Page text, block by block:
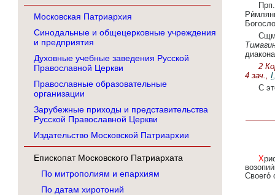
Московская Патриархия
Синодальные и общецерковные учреждения
и предприятия
Духовные учебные заведения Русской
Православной Церкви
Православные образовательные
организации
Зарубежные приходы и представительства
Русской Православной Церкви
Издательство Московской Патриархии
Епископат Московского Патриархата
По митрополиям и епархиям
По датам хиротоний
2
4 зач.,
С
Христо́во преображе́ние предусря́щем,/ све́тло торжеству́юще предпра́зднственная, ве́рнии, и
Своего́